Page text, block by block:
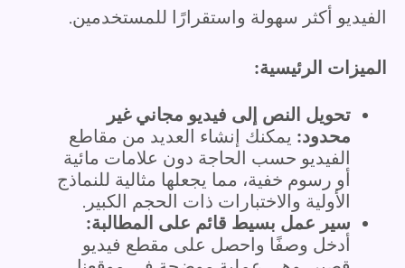
الفيديو أكثر سهولة واستقرارًا للمستخدمين.
الميزات الرئيسية:
تحويل النص إلى فيديو مجاني غير
محدود: يمكنك إنشاء العديد من مقاطع
الفيديو حسب الحاجة دون علامات مائية
أو رسوم خفية، مما يجعلها مثالية للنماذج
الأولية والاختبارات ذات الحجم الكبير.
سير عمل بسيط قائم على المطالبة:
أدخل وصفًا واحصل على مقطع فيديو